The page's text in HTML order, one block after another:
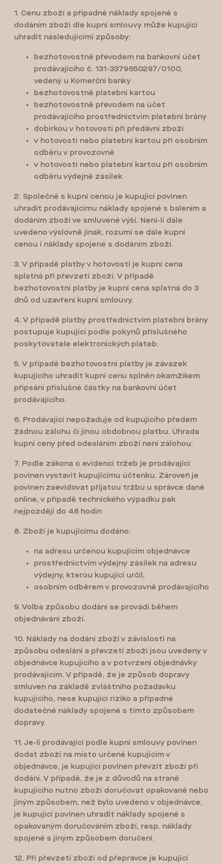
1. Cenu zboží a případné náklady spojené s
dodáním zboží dle kupní smlouvy může kupující
uhradit následujícími způsoby:
bezhotovostně převodem na bankovní účet
prodávajícího č. 131-3379650297/0100,
vedený u Komerční banky
bezhotovostně platební kartou
bezhotovostně převodem na účet
prodávajícího prostřednictvím platební brány
dobírkou v hotovosti při předávní zboží
v hotovosti nebo platební kartou při osobním
odběru v provozovně
v hotovosti nebo platební kartou při osobním
odběru výdejně zásilek
2. Společně s kupní cenou je kupující povinen
uhradit prodávajícímu náklady spojené s balením a
dodáním zboží ve smluvené výši. Není-li dále
uvedeno výslovně jinak, rozumí se dále kupní
cenou i náklady spojené s dodáním zboží.
3. V případě platby v hotovosti je kupní cena
splatná při převzetí zboží. V případě
bezhotovostní platby je kupní cena splatná do 3
dnů od uzavření kupní smlouvy.
4. V případě platby prostřednictvím platební brány
postupuje kupující podle pokynů příslušného
poskytovatele elektronických plateb.
5. V případě bezhotovostní platby je závazek
kupujícího uhradit kupní cenu splněn okamžikem
připsání příslušné částky na bankovní účet
prodávajícího.
6. Prodávající nepožaduje od kupujícího předem
žádnou zálohu či jinou obdobnou platbu. Úhrada
kupní ceny před odesláním zboží není zálohou.
7. Podle zákona o evidenci tržeb je prodávající
povinen vystavit kupujícímu účtenku. Zároveň je
povinen zaevidovat přijatou tržbu u správce daně
online, v případě technického výpadku pak
nejpozději do 48 hodin
8. Zboží je kupujícímu dodáno:
na adresu určenou kupujícím objednávce
prostřednictvím výdejny zásilek na adresu
výdejny, kterou kupující určil,
osobním odběrem v provozovně prodávajícího
9. Volba způsobu dodání se provádí během
objednávání zboží.
10. Náklady na dodání zboží v závislosti na
způsobu odeslání a převzetí zboží jsou uvedeny v
objednávce kupujícího a v potvrzení objednávky
prodávajícím. V případě, že je způsob dopravy
smluven na základě zvláštního požadavku
kupujícího, nese kupující riziko a případné
dodatečné náklady spojené s tímto způsobem
dopravy.
11. Je-li prodávající podle kupní smlouvy povinen
dodat zboží na místo určené kupujícím v
objednávce, je kupující povinen převzít zboží při
dodání. V případě, že je z důvodů na straně
kupujícího nutno zboží doručovat opakovaně nebo
jiným způsobem, než bylo uvedeno v objednávce,
je kupující povinen uhradit náklady spojené s
opakovaným doručováním zboží, resp. náklady
spojené s jiným způsobem doručení.
12. Při převzetí zboží od přepravce je kupující